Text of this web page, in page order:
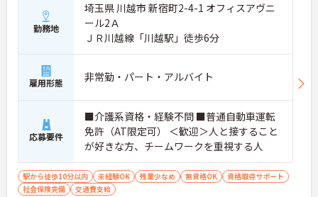
勤務地
埼玉県 川越市 新宿町2-4-1 オフィスアヴニ
ール2Ａ
ＪＲ川越線「川越駅」徒歩6分
雇用形態 非常勤・パート・アルバイト
応募要件
■介護系資格・経験不問 ■普通自動車運転
免許（AT限定可） ＜歓迎＞人と接すること
が好きな方、チームワークを重視する人
駅から徒歩10分以内 未経験OK 残業少なめ 無資格OK
資格取得サポート
社会保険完備
交通費支給